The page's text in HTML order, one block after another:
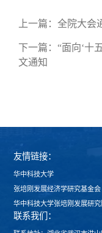
上一篇：全院大会
下一篇：“面向‘十
文通知
友情链接：
华中科技大学
张培刚发展经济学研究基金会
华中科技大学张培刚发展研究
联系我们：